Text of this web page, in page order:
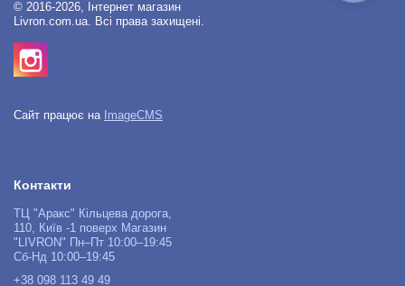
© 2016-2026, Інтернет магазин
Livron.com.ua. Всі права захищені.
Сайт працює на ImageCMS
Контакти
ТЦ "Аракс" Кільцева дорога,
110, Київ -1 поверх Магазин
"LIVRON" Пн–Пт 10:00–19:45
Сб-Нд 10:00–19:45
+38 098 113 49 49